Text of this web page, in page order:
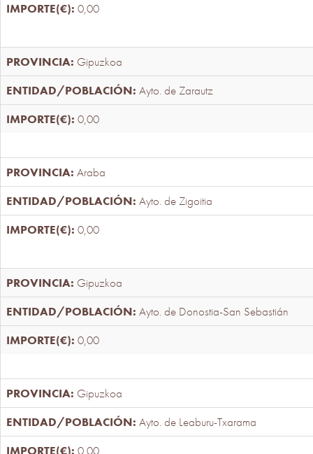
0,00
Gipuzkoa
Ayto. de Zarautz
0,00
Araba
Ayto. de Zigoitia
0,00
Gipuzkoa
Ayto. de Donostia-San Sebastián
0,00
Gipuzkoa
Ayto. de Leaburu-Txarama
0,00